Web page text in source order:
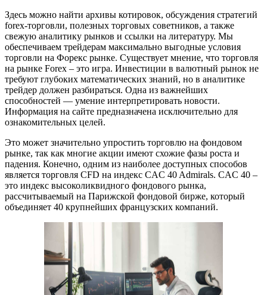
Здесь можно найти архивы котировок, обсуждения стратегий
forex-торговли, полезных торговых советников, а также
свежую аналитику рынков и ссылки на литературу. Мы
обеспечиваем трейдерам максимально выгодные условия
торговли на Форекс рынке. Существует мнение, что торговля
на рынке Forex – это игра. Инвестиции в валютный рынок не
требуют глубоких математических знаний, но в аналитике
трейдер должен разбираться. Одна из важнейших
способностей — умение интерпретировать новости.
Информация на сайте предназначена исключительно для
ознакомительных целей.
Это может значительно упростить торговлю на фондовом
рынке, так как многие акции имеют схожие фазы роста и
падения. Конечно, одним из наиболее доступных способов
является торговля CFD на индекс CAC 40 Admirals. CAC 40 –
это индекс высоколиквидного фондового рынка,
рассчитываемый на Парижской фондовой бирже, который
объединяет 40 крупнейших французских компаний.